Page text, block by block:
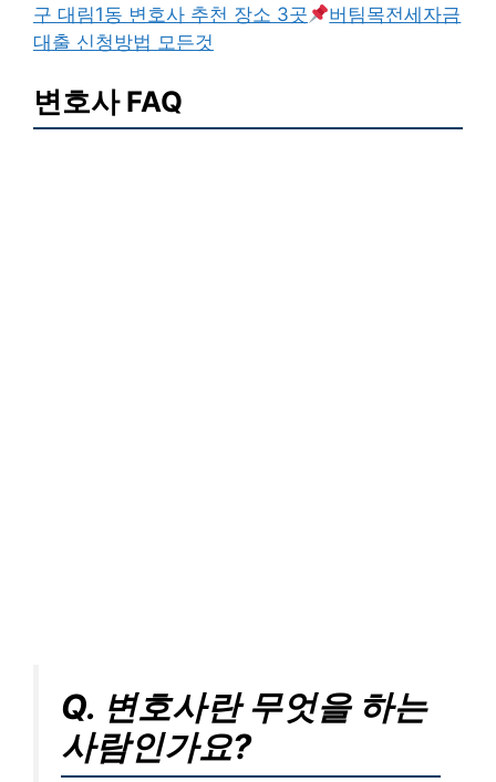
구 대림1동 변호사 추천 장소 3곳
버팀목전세자금
대출 신청방법 모든것
변호사 FAQ
Q. 변호사란 무엇을 하는
사람인가요?